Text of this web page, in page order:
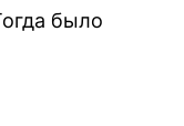
было